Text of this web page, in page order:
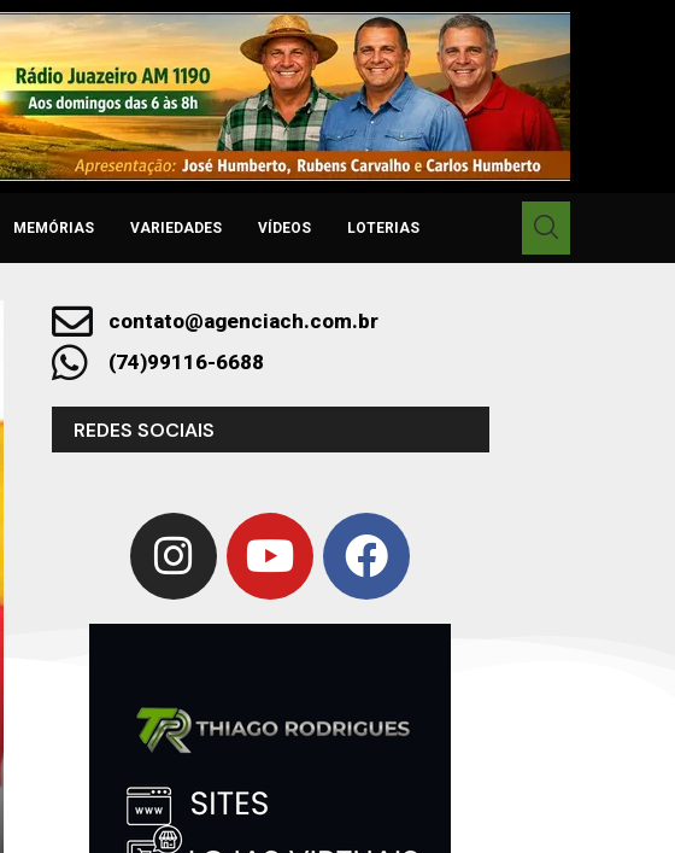
MEMÓRIAS VARIEDADES VÍDEOS LOTERIAS
contato@agenciach.com.br
(74)99116-6688
REDES SOCIAIS